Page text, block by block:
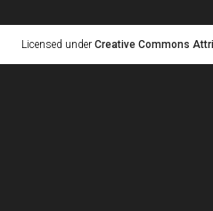
Licensed under Creative Commons